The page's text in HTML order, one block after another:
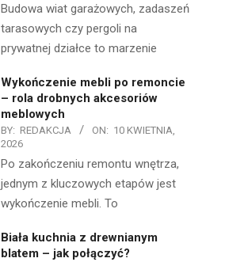
Budowa wiat garażowych, zadaszeń
tarasowych czy pergoli na
prywatnej działce to marzenie
Wykończenie mebli po remoncie
– rola drobnych akcesoriów
meblowych
BY: REDAKCJA ON: 10 KWIETNIA,
2026
Po zakończeniu remontu wnętrza,
jednym z kluczowych etapów jest
wykończenie mebli. To
Biała kuchnia z drewnianym
blatem – jak połączyć?